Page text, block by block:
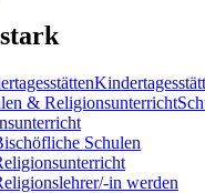
Schulen
in werden